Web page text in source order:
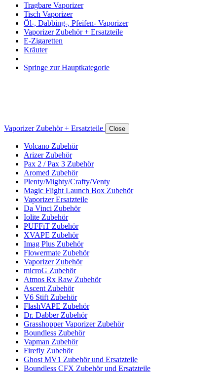
Tragbare Vaporizer
Tisch Vaporizer
Öl-, Dabbing-, Pfeifen- Vaporizer
Vaporizer Zubehör + Ersatzteile
E-Zigaretten
Kräuter
Springe zur Hauptkategorie
Vaporizer Zubehör + Ersatzteile Close
Volcano Zubehör
Arizer Zubehör
Pax 2 / Pax 3 Zubehör
Aromed Zubehör
Plenty/Mighty/Crafty/Venty
Magic Flight Launch Box Zubehör
Vaporizer Ersatzteile
Da Vinci Zubehör
Iolite Zubehör
PUFFiT Zubehör
XVAPE Zubehör
Imag Plus Zubehör
Flowermate Zubehör
Vaporizer Zubehör
microG Zubehör
Atmos Rx Raw Zubehör
Ascent Zubehör
V6 Stift Zubehör
FlashVAPE Zubehör
Dr. Dabber Zubehör
Grasshopper Vaporizer Zubehör
Boundless Zubehör
Vapman Zubehör
Firefly Zubehör
Ghost MV1 Zubehör und Ersatzteile
Boundless CFX Zubehör und Ersatzteile